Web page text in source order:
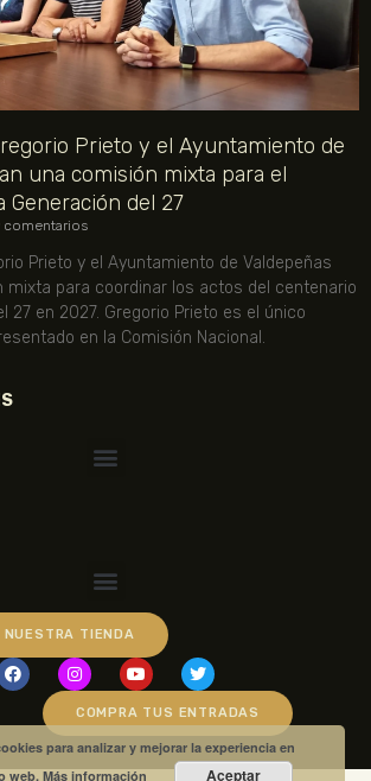
Prieto y el Ayuntamiento de
una comisión mixta para el
Generación del 27
comentarios
Prieto y el Ayuntamiento de Valdepeñas
mixta para coordinar los actos del centenario
27 en 2027. Gregorio Prieto es el único
en la Comisión Nacional.
TIENDA
COMPRA TUS ENTRADAS
para analizar y mejorar la experiencia en
web.Más información Aceptar